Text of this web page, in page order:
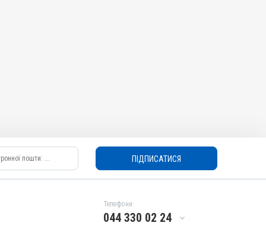
ПІДПИСАТИСЯ
Телефони:
044 330 02 24